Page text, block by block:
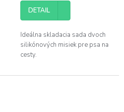
DETAIL
Ideálna skladacia sada dvoch
silikónových misiek pre psa na
cesty.